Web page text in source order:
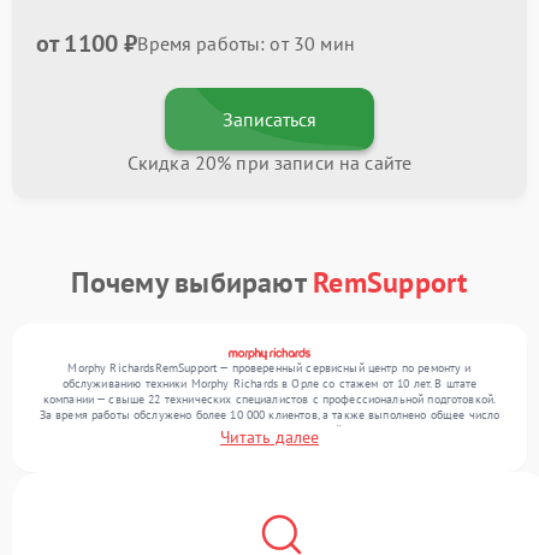
от 1100 ₽Время работы: от 30 мин
Записаться
Скидка 20% при записи на сайте
Почему выбираютRemSupport
Morphy RichardsRemSupport — проверенный сервисный центр по ремонту и
обслуживанию техники Morphy Richards в Орле со стажем от 10 лет. В штате
компании — свыше 22 технических специалистов с профессиональной подготовкой.
За время работы обслужено более 10 000 клиентов, а также выполнено общее число
ремонтов превысило 12 000. Ежемесячно в сервисный центр поступает более 300
устройств, включая , , . Мы устраняем поломки любой сложности и поддерживаем
Читать далее